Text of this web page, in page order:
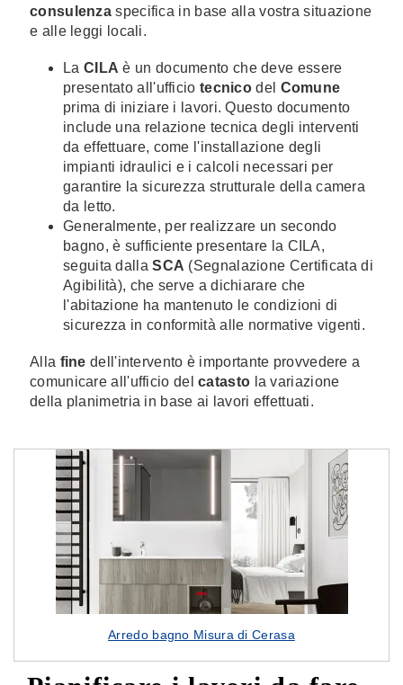
consulenza specifica in base alla vostra situazione
e alle leggi locali.
La CILAè un documento che deve essere
presentato all'ufficio tecnico del Comune
prima di iniziare i lavori. Questo documento
include una relazione tecnica degli interventi
da effettuare, come l'installazione degli
impianti idraulici e i calcoli necessari per
garantire la sicurezza strutturale della camera
da letto.
Generalmente, per realizzare un secondo
bagno, è sufficiente presentare la CILA,
seguita dalla SCA (Segnalazione Certificata di
Agibilità), che serve a dichiarare che
l'abitazione ha mantenuto le condizioni di
sicurezza in conformità alle normative vigenti.
Alla fine dell'intervento è importante provvedere a
comunicare all'ufficio delcatasto la variazione
della planimetria in base ai lavori effettuati.
Arredo bagno Misura di Cerasa